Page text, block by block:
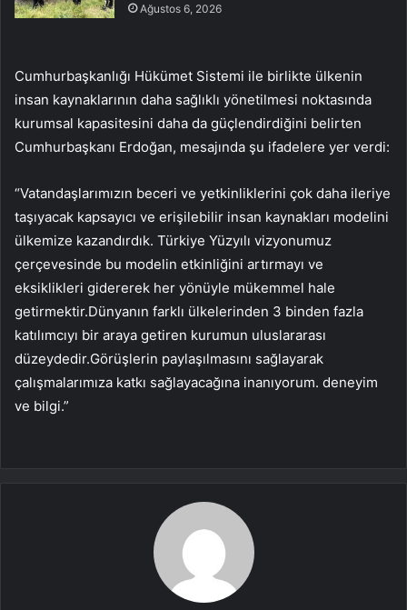
Ağustos 6, 2026
Cumhurbaşkanlığı Hükümet Sistemi ile birlikte ülkenin
insan kaynaklarının daha sağlıklı yönetilmesi noktasında
kurumsal kapasitesini daha da güçlendirdiğini belirten
Cumhurbaşkanı Erdoğan, mesajında ​​şu ifadelere yer verdi:
“Vatandaşlarımızın beceri ve yetkinliklerini çok daha ileriye
taşıyacak kapsayıcı ve erişilebilir insan kaynakları modelini
ülkemize kazandırdık. Türkiye Yüzyılı vizyonumuz
çerçevesinde bu modelin etkinliğini artırmayı ve
eksiklikleri gidererek her yönüyle mükemmel hale
getirmektir.Dünyanın farklı ülkelerinden 3 binden fazla
katılımcıyı bir araya getiren kurumun uluslararası
düzeydedir.Görüşlerin paylaşılmasını sağlayarak
çalışmalarımıza katkı sağlayacağına inanıyorum. deneyim
ve bilgi.”